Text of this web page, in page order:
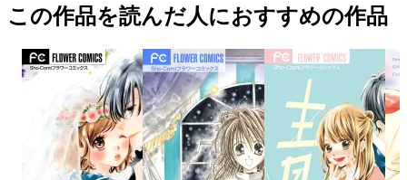
この作品を読んだ人におすすめの作品